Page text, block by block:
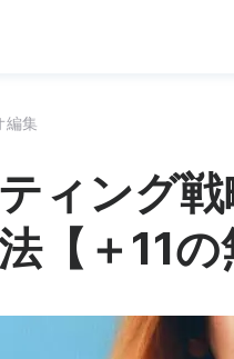
編集
ィング
【＋11